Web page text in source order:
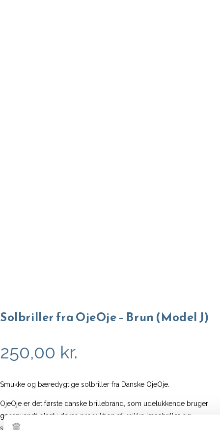
Solbriller fra OjeOje – Brun (Model J)
250,00 kr.
Smukke og bæredygtige solbriller fra Danske OjeOje.
OjeOje er det første danske brillebrand, som udelukkende bruger
genanvendt plast i deres produktion af unikke læsebriller og
solbriller. Alle stel er fremstillet af det 100% genanvendte materiale,